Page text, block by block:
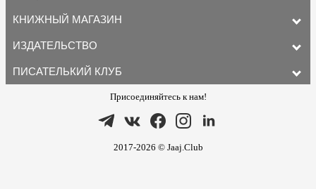
КНИЖНЫЙ МАГАЗИН
ИЗДАТЕЛЬСТВО
ПИСАТЕЛЬКИЙ КЛУБ
Присоединяйтесь к нам!
2017-2026 © Jaaj.Club